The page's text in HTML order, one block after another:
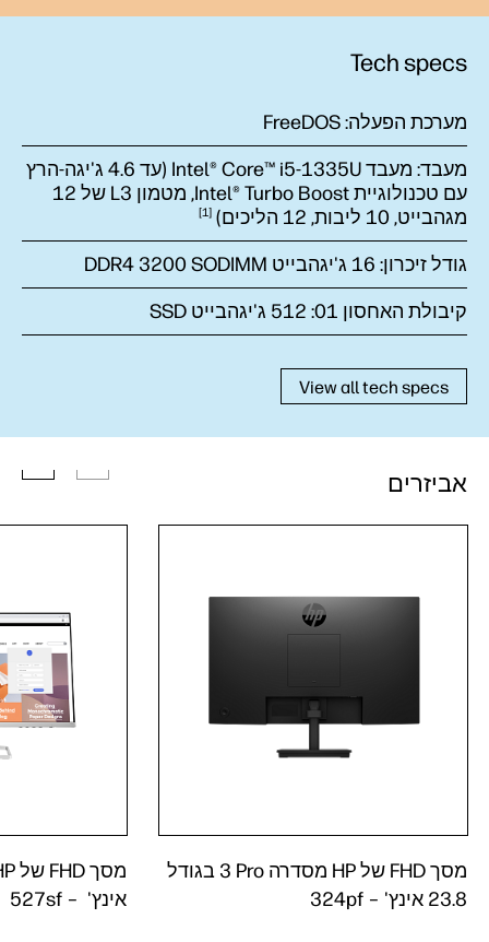
Tech specs
מערכת הפעלה:FreeDOS
מעבד:
מעבד Intel® Core™ i5-1335U (עד ‎4.6 ג'יגה-הרץ
עם טכנולוגיית Intel® Turbo Boost‏, מטמון L3 של 12
מגהבייט‏, 10 ליבות, 12
הליכים) 1
גודל זיכרון: 16 ג'יגהבייט DDR4 3200 SODIMM
קיבולת האחסון 01:
512 ג'יגהבייט SSD
View all tech specs
אביזרים
אינץ' ‎‏ – 527sf
מסך FHD של HP מסדרה ‎3 Pro בגודל
23.8 אינץ' ‎‏– 324pf